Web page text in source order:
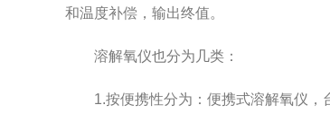
和温度补偿，输出终值。
溶解氧仪也分为几类：
1.按便携性分为：便携式溶解氧仪，